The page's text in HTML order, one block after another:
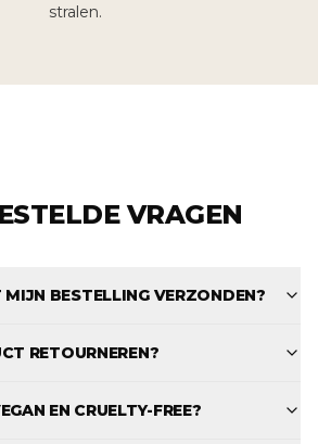
stralen.
VRAGEN
BESTELLING VERZONDEN?
RETOURNEREN?
EN CRUELTY-FREE?